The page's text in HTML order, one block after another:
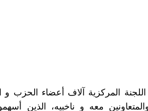
المركزية آلاف أعضاء الحزب و
معه و ناخبيه، الذين